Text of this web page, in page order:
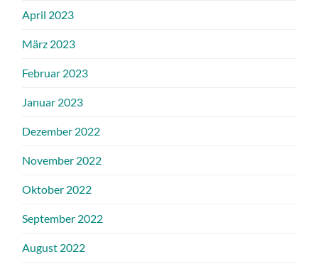
April 2023
März 2023
Februar 2023
Januar 2023
Dezember 2022
November 2022
Oktober 2022
September 2022
August 2022